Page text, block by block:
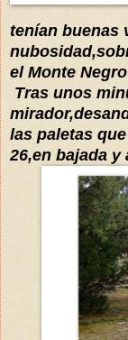
tenían buenas
el Monte
Tras unos
las paletas
26,en bajada y